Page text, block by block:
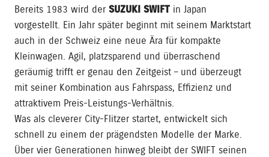
Bereits 1983 wird der SUZUKI SWIFT in Japan
vorgestellt. Ein Jahr später beginnt mit seinem Marktstart
auch in der Schweiz eine neue Ära für kompakte
Kleinwagen. Agil, platzsparend und überraschend
geräumig trifft er genau den Zeitgeist – und überzeugt
mit seiner Kombination aus Fahrspass, Effizienz und
attraktivem Preis-Leistungs-Verhältnis.
Was als cleverer City-Flitzer startet, entwickelt sich
schnell zu einem der prägendsten Modelle der Marke.
Über vier Generationen hinweg bleibt der SWIFT seinen